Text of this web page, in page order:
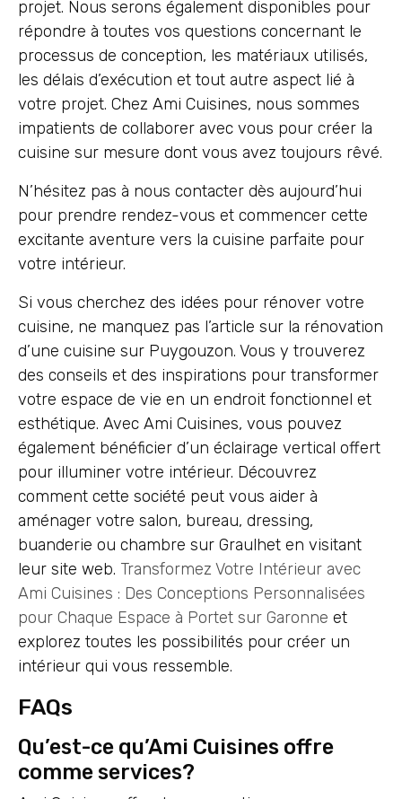
projet. Nous serons également disponibles pour
répondre à toutes vos questions concernant le
processus de conception, les matériaux utilisés,
les délais d’exécution et tout autre aspect lié à
votre projet. Chez Ami Cuisines, nous sommes
impatients de collaborer avec vous pour créer la
cuisine sur mesure dont vous avez toujours rêvé.
N’hésitez pas à nous contacter dès aujourd’hui
pour prendre rendez-vous et commencer cette
excitante aventure vers la cuisine parfaite pour
votre intérieur.
Si vous cherchez des idées pour rénover votre
cuisine, ne manquez pas l’article sur la rénovation
d’une cuisine sur Puygouzon. Vous y trouverez
des conseils et des inspirations pour transformer
votre espace de vie en un endroit fonctionnel et
esthétique. Avec Ami Cuisines, vous pouvez
également bénéficier d’un éclairage vertical offert
pour illuminer votre intérieur. Découvrez
comment cette société peut vous aider à
aménager votre salon, bureau, dressing,
buanderie ou chambre sur Graulhet en visitant
leur site web. Transformez Votre Intérieur avec
Ami Cuisines : Des Conceptions Personnalisées
pour Chaque Espace à Portet sur Garonne et
explorez toutes les possibilités pour créer un
intérieur qui vous ressemble.
FAQs
Qu’est-ce qu’Ami Cuisines offre
comme services?